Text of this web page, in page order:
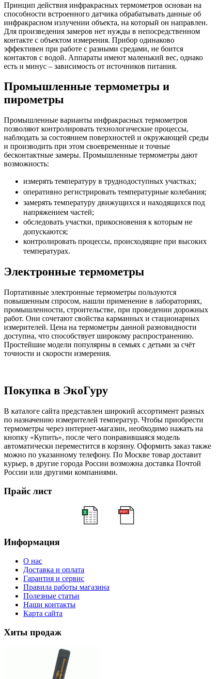
Принцип действия инфракрасных термометров основан на
способности встроенного датчика обрабатывать данные об
инфракрасном излучении объекта, на который он направлен.
Для произведения замеров нет нужды в непосредственном
контакте с объектом измерения. Прибор одинаково
эффективен при работе с разными средами, не боится
контактов с водой. Аппараты имеют маленький вес, однако
есть и минус – зависимость от источников питания.
Промышленные термометры и
пирометры
Промышленные варианты инфракрасных термометров
позволяют контролировать технологические процессы,
наблюдать за состоянием поверхностей и окружающей среды
и производить при этом своевременные и точные
бесконтактные замеры. Промышленные термометры дают
возможность:
измерять температуру в труднодоступных участках;
оперативно регистрировать температурные колебания;
замерять температуру движущихся и находящихся под
напряжением частей;
обследовать участки, прикосновения к которым не
допускаются;
контролировать процессы, происходящие при высоких
температурах.
Электронные термометры
Портативные электронные термометры пользуются
повышенным спросом, нашли применение в лабораториях,
промышленности, строительстве, при проведении дорожных
работ. Они сочетают свойства карманных и стационарных
измерителей. Цена на термометры данной разновидности
доступна, что способствует широкому распространению.
Простейшие модели популярны в семьях с детьми за счёт
точности и скорости измерения.
Покупка в ЭкоГуру
В каталоге сайта представлен широкий ассортимент разных
по назначению измерителей температур. Чтобы приобрести
термометры через интернет-магазин, необходимо нажать на
кнопку «Купить», после чего понравившаяся модель
автоматически переместится в корзину. Оформить заказ также
можно по указанному телефону. По Москве товар доставит
курьер, в другие города России возможна доставка Почтой
России или другими компаниями.
Прайс лист
Информация
О нас
Доставка и оплата
Гарантия и сервис
Правила работы магазина
Полезные статьи
Наши контакты
Карта сайта
Хиты продаж